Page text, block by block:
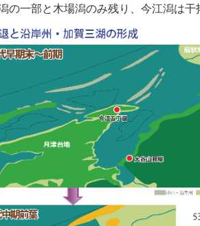
の一部と木場潟のみ残り、今江潟は干